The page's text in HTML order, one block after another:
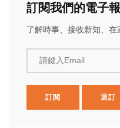
訂閱我們的電子報
了解時事、接收新知、在
請鍵入Email
訂閱 退訂